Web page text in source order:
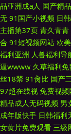
品亚洲成a人 国产精
无 91国产小视频 日
主播第37页 青久青青
合 91短视频网站 欧
福利亚洲 人兽福利导
逼wwww 久草福利
丝18禁 91肏比 国产
97超在线视 免费视频
精品成人无码视频 男
成年版快手 日韩福利
女黄片免费观看 三级